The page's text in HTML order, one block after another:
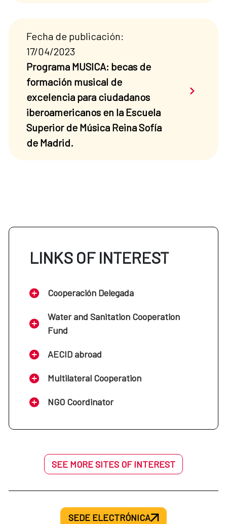
Fecha de publicación:
17/04/2023
Programa MUSICA: becas de
formación musical de
excelencia para ciudadanos
iberoamericanos en la Escuela
Superior de Música Reina Sofía
de Madrid.
Saber
LINKS OF INTEREST
Cooperación Delegada
Water and Sanitation Cooperation
Fund
AECID abroad
Multilateral Cooperation
NGO Coordinator
SEE MORE SITES OF INTEREST
SEDE ELECTRÓNICA